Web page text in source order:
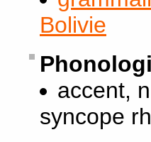
Bolivie
accent,
syncope